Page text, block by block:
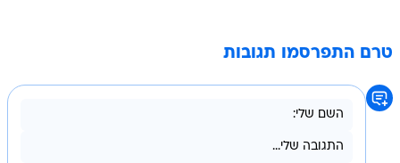
טרם התפרסמו תגובות